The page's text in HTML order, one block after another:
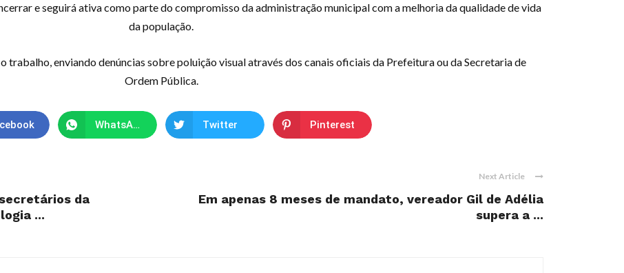
e seguirá ativa como parte do compromisso da administração municipal com a melhoria da qualidade de vida
da população.
enviando denúncias sobre poluição visual através dos canais oficiais da Prefeitura ou da Secretaria de
Ordem Pública.
WhatsApp Twitter Pinterest
da
...
Next Article
Em apenas 8 meses de mandato, vereador Gil de Adélia
supera a ...